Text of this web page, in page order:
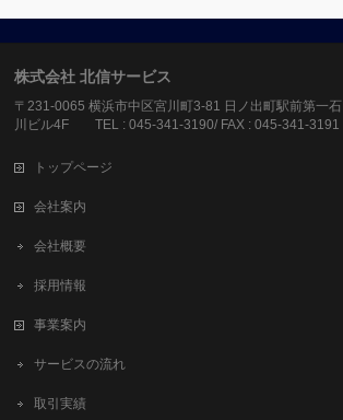
株式会社 北信サービス
〒231-0065 横浜市中区宮川町3-81 日ノ出町駅前第一石
川ビル4F TEL : 045-341-3190/ FAX : 045-341-3191
トップページ
会社案内
会社概要
採用情報
事業案内
サービスの流れ
取引実績